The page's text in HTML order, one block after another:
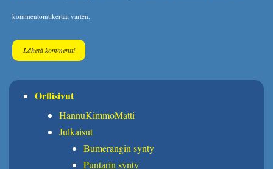
kommentointikertaa varten.
Orffisivut
HannuKimmoMatti
Julkaisut
Bumerangin synty
Puntarin synty